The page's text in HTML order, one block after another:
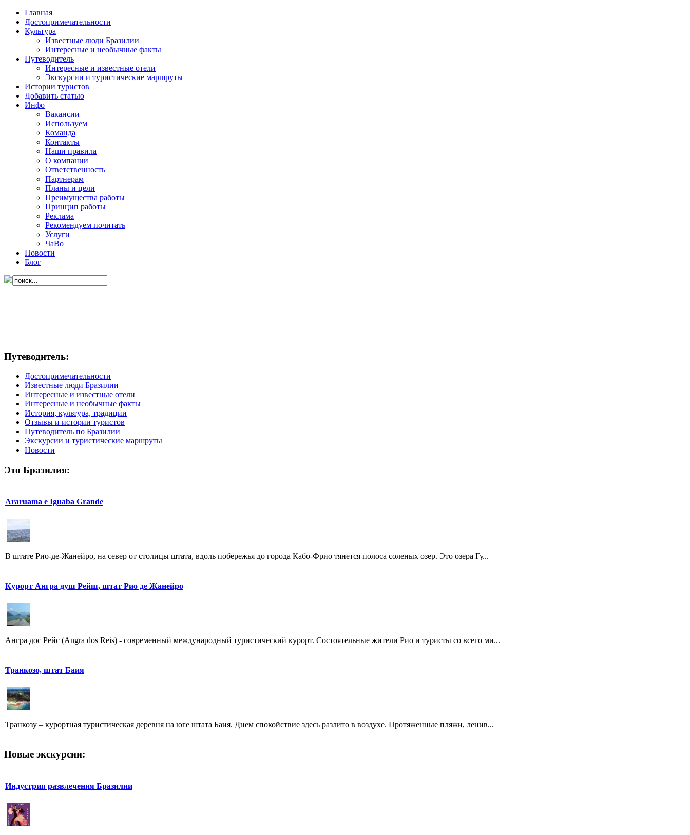
Главная
Достопримечательности
Культура
Известные люди Бразилии
Интересные и необычные факты
Путеводитель
Интересные и известные отели
Экскурсии и туристические маршруты
Истории туристов
Добавить статью
Инфо
Вакансии
Используем
Команда
Контакты
Наши правила
О компании
Ответственность
Партнерам
Планы и цели
Преимущества работы
Принцип работы
Реклама
Рекомендуем почитать
Услуги
ЧаВо
Новости
Блог
Путеводитель:
Достопримечательности
Известные люди Бразилии
Интересные и известные отели
Интересные и необычные факты
История, культура, традиции
Отзывы и истории туристов
Путеводитель по Бразилии
Экскурсии и туристические маршруты
Новости
Это Бразилия:
Araruama e Iguaba Grande
В штате Рио-де-Жанейро, на север от столицы штата, вдоль побережья до города Кабо-Фрио тянется полоса соленых озер. Это озера Гу...
Курорт Ангра душ Рейш, штат Рио де Жанейро
Ангра дос Рейс (Angra dos Reis) - современный международный туристический курорт. Состоятельные жители Рио и туристы со всего ми...
Транкозо, штат Баия
Транкозу – курортная туристическая деревня на юге штата Баия. Днем спокойствие здесь разлито в воздухе. Протяженные пляжи, ленив...
Новые экскурсии:
Индустрия развлечения Бразилии